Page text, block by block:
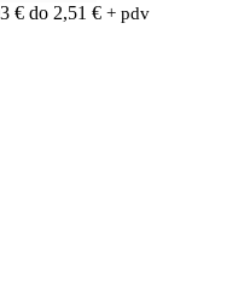
€ do 2,51 € + pdv